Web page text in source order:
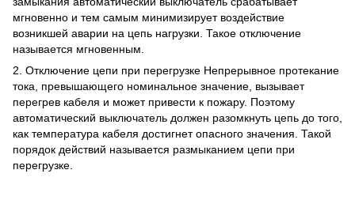
мгновенно и тем самым минимизирует воздействие
возникшей аварии на цепь нагрузки. Такое отключение
называется мгновенным.
2. Отключение цепи при перегрузке Непрерывное протекание
тока, превышающего номинальное значение, вызывает
перегрев кабеля и может привести к пожару. Поэтому
автоматический выключатель должен разомкнуть цепь до того,
как температура кабеля достигнет опасного значения. Такой
порядок действий называется размыканием цепи при
перегрузке.